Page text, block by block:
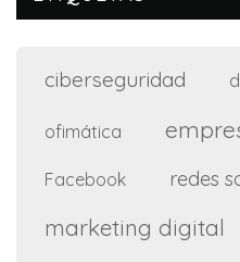
ciberseguridad
ofimática
Facebook redes
marketing digital